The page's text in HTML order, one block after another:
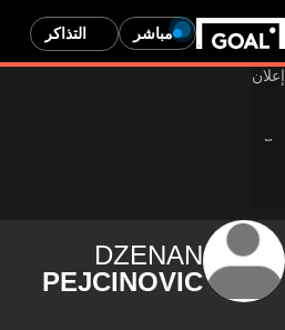
مباشر التذاكر
DZENAN
PEJCINOVIC